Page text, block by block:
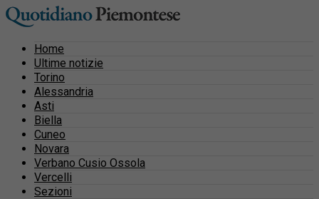
Home
Ultime notizie
Torino
Alessandria
Asti
Biella
Cuneo
Novara
Verbano Cusio Ossola
Vercelli
Sezioni